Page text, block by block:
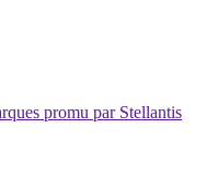
promu par Stellantis